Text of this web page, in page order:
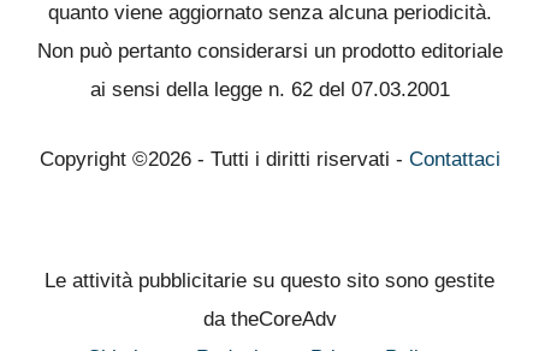
quanto viene aggiornato senza alcuna periodicità.
Non può pertanto considerarsi un prodotto editoriale
ai sensi della legge n. 62 del 07.03.2001
Copyright ©2026 - Tutti i diritti riservati - Contattaci
Le attività pubblicitarie su questo sito sono gestite
da theCoreAdv